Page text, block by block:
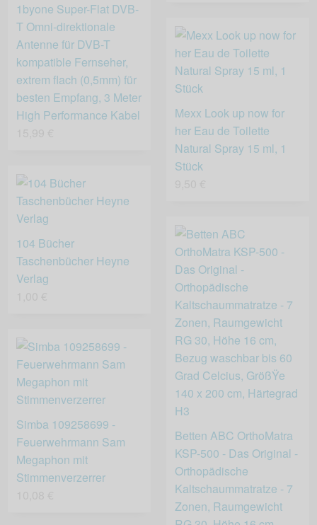
1byone Super-Flat DVB-
T Omni-direktionale
Antenne für DVB-T
kompatible Fernseher,
extrem flach (0,5mm) für
besten Empfang, 3 Meter
High Performance Kabel
Mexx Look up now for
her Eau de Toilette
Natural Spray 15 ml, 1
Stück
104 Bücher
Taschenbücher Heyne
Verlag
Betten ABC OrthoMatra
KSP-500 - Das Original -
Orthopädische
Kaltschaummatratze - 7
Zonen, Raumgewicht
Simba 109258699 -
Feuerwehrmann Sam
Megaphon mit
Stimmenverzerrer